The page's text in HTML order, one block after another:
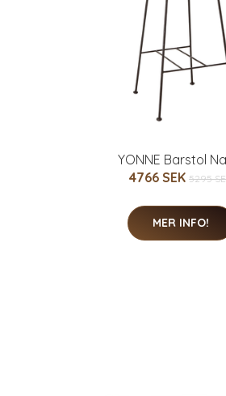
YONNE Barstol
4766 SEK 5295
MER INFO!